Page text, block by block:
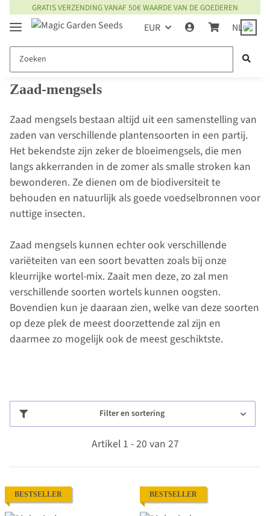
GRATIS VERZENDING VANAF 50€ WAARDE VAN DE GOEDEREN
EUR NL
Zaad-mengsels
Zaad mengsels bestaan altijd uit een samenstelling van
zaden van verschillende plantensoorten in een partij.
Het bekendste zijn zeker de bloeimengsels, die men
langs akkerranden in de zomer als smalle stroken kan
bewonderen. Ze dienen om de biodiversiteit te
behouden en natuurlijk als goede voedselbronnen voor
nuttige insecten.
Zaad mengsels kunnen echter ook verschillende
variëteiten van een soort bevatten zoals bij onze
kleurrijke wortel-mix. Zaait men deze, zo zal men
verschillende soorten wortels kunnen oogsten.
Bovendien kun je daaraan zien, welke van deze soorten
op deze plek de meest doorzettende zal zijn en
daarmee zo mogelijk ook de meest geschiktste.
Filter en sortering
Artikel 1 - 20 van 27
BESTSELLER BESTSELLER